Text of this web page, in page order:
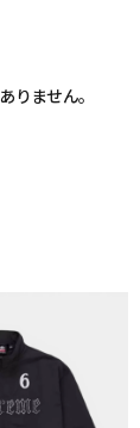
ません。